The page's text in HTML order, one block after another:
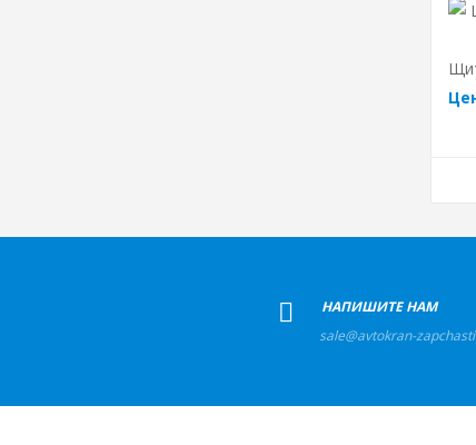
НАПИШИТЕ НАМ
sale@avtokran-